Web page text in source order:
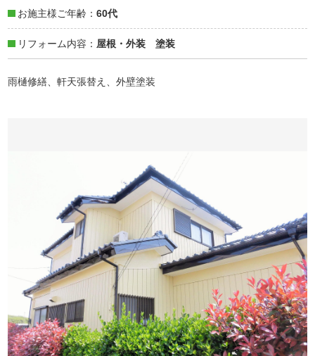
お施主様ご年齢
60代
リフォーム内容 屋根・外装 塗装
雨樋修繕、軒天張替え、外壁塗装